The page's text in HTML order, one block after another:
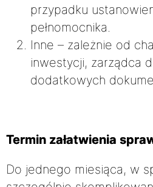
przypadku
pełnomocnika.
Inne – zależnie od
inwestycji, zarządca
dodatkowych
Termin załatwienia
Do jednego miesiąca, w